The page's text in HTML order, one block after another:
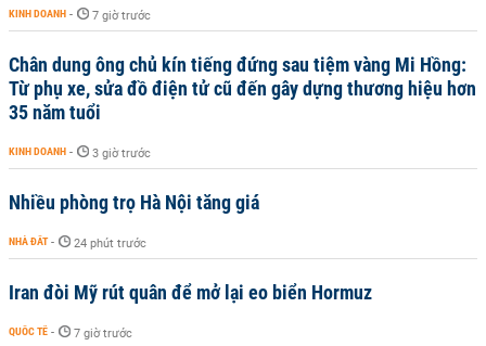
KINH DOANH - 7 giờ trước
Chân dung ông chủ kín tiếng đứng sau tiệm vàng Mi Hồng:
Từ phụ xe, sửa đồ điện tử cũ đến gây dựng thương hiệu hơn
35 năm tuổi
KINH DOANH - 3 giờ trước
Nhiều phòng trọ Hà Nội tăng giá
NHÀ ĐẤT - 24 phút trước
Iran đòi Mỹ rút quân để mở lại eo biển Hormuz
QUỐC TẾ - 7 giờ trước